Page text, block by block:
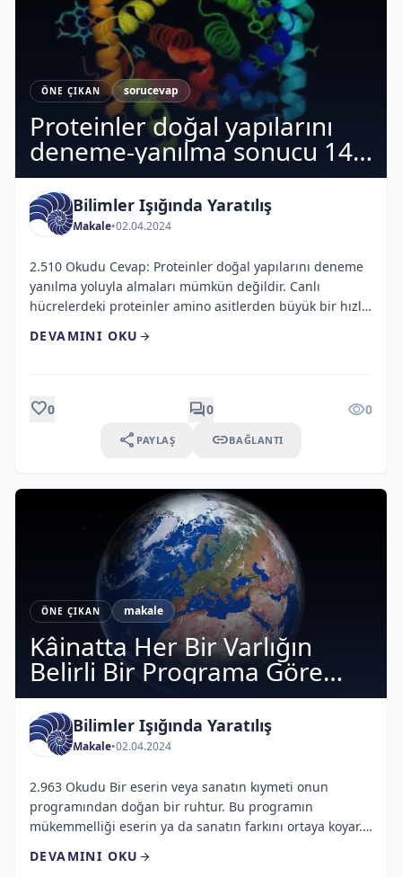
ÖNE ÇIKAN sorucevap
Proteinler doğal yapılarını
deneme-yanılma sonucu 14
milyar yıl içerisinde alabilirler
mi?Bilimler Işığında Yaratılış
Makale•02.04.2024
2.510 Okudu Cevap: Proteinler doğal yapılarını deneme
yanılma yoluyla almaları mümkün değildir. Canlı
hücrelerdeki proteinler amino asitlerden büyük bir hızla
biyolojik olarak aktif bir protein molekülünün yapımını
ulaşmaktadır? Her amino asit kalıntısının ortalama 10
amino asit içeren bir
DEVAMINI OKU arrow_forward
favorite0 forum0 visibility0
share PAYLAŞ linkBAĞLANTI
ÖNE ÇIKAN makale
Kâinatta Her Bir Varlığın
Belirli Bir Programa Göre
Tanzim Edildiği Görülür
Bilimler Işığında Yaratılış
Makale•02.04.2024
2.963 Okudu Bir eserin veya sanatın kıymeti onun
programından doğan bir ruhtur. Bu programın
mükemmelliği eserin ya da sanatın farkını ortaya koyar.
galaksilere kadar her bir varlığın belirli bir
DEVAMINI OKU arrow_forward